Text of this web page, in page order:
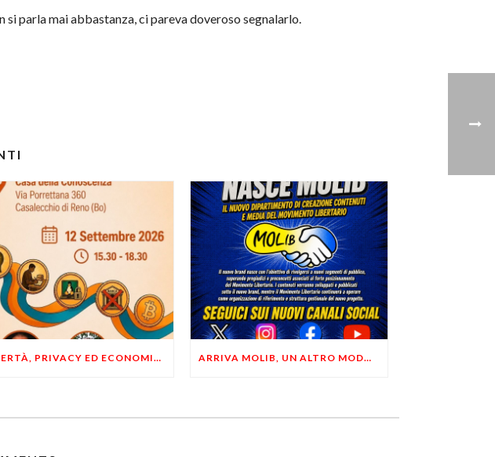
parla mai abbastanza, ci pareva doveroso segnalarlo.
LIBERTÀ, PRIVACY ED ECONOMIA DEL BUON SENSO: FACCO E MUSUMECI A CASALECCHIO DI RENO (BO) ARRIVA MOLIB, UN ALTRO MODO DI COMUNICARE LIBERTARIO